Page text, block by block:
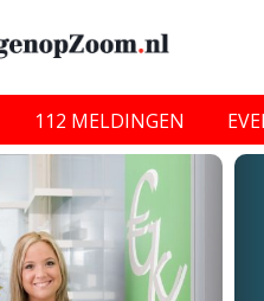
112 MELDINGEN